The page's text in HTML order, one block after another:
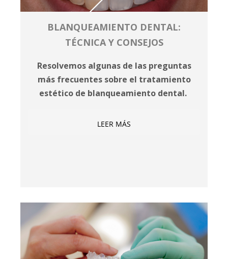
BLANQUEAMIENTO DENTAL:
TÉCNICA Y CONSEJOS
Resolvemos algunas de las preguntas
más frecuentes sobre el tratamiento
estético de blanqueamiento dental.
LEER MÁS